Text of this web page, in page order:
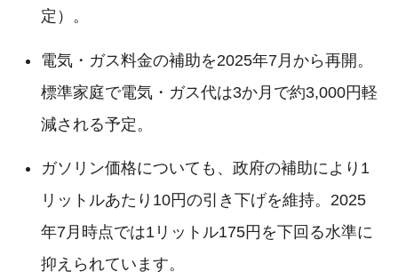
定）。
電気・ガス料金の補助を2025年7月から再開。
標準家庭で電気・ガス代は3か月で約3,000円軽
減される予定。
ガソリン価格についても、政府の補助により1
リットルあたり10円の引き下げを維持。2025
年7月時点では1リットル175円を下回る水準に
抑えられています。